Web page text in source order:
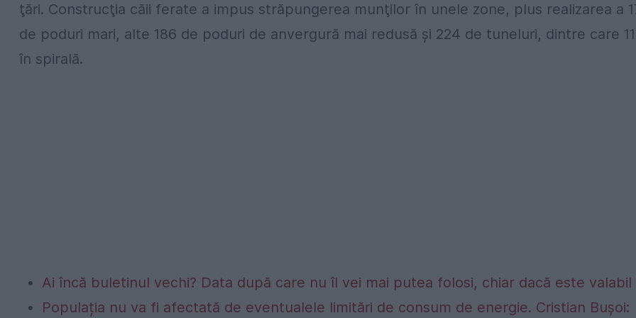
ţări. Construcţia căii ferate a impus străpungerea munţilor în unele zone, plus realizarea a
de poduri mari, alte 186 de poduri de anvergură mai redusă şi 224 de tuneluri, dintre care 11
în spirală.
Ai încă buletinul vechi? Data după care nu îl vei mai putea folosi, chiar dacă este valabil
Populația nu va fi afectată de eventualele limitări de consum de energie. Cristian Bușoi: